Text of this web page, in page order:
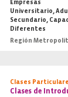
Empresas
Universitario,
Secundario,
Diferentes
Región
Clases
Clases de